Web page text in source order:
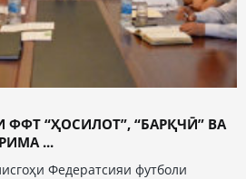
“ҲОСИЛОТ”, “БАРҚЧӢ” ВА
...
Федератсияи футболи